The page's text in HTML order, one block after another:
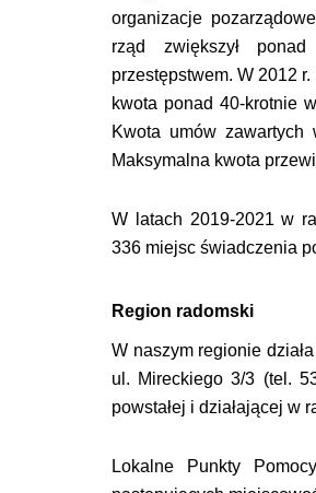
organizacje
rząd zwiększył
przestępstwem. W 2012
kwota ponad 40-krotnie
Kwota umów
Maksymalna kwota
W latach 2019-2021 w
336 miejsc świadczenia
Region radomski
W naszym regionie
ul. Mireckiego 3/3 (tel.
powstałej i działającej w
Lokalne Punkty